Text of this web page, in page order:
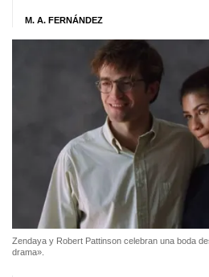
M. A. FERNÁNDEZ
Zendaya y Robert Pattinson celebran una boda
drama».